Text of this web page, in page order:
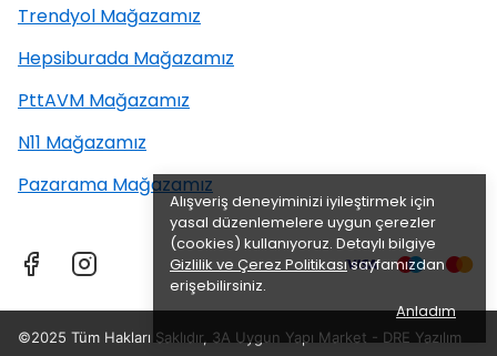
Alışveriş deneyiminizi iyileştirmek için
yasal düzenlemelere uygun çerezler
(cookies) kullanıyoruz. Detaylı bilgiye
Gizlilik ve Çerez Politikasısayfamızdan
erişebilirsiniz.
Anladım
Trendyol Mağazamız
Hepsiburada Mağazamız
PttAVM Mağazamız
N11 Mağazamız
Pazarama Mağazamız
©2025 Tüm Hakları Saklıdır, 3A Uygun Yapı Market - DRE Yazılım